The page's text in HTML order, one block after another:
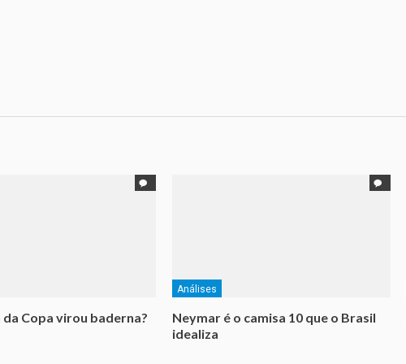
Copa virou baderna?
Análises
Neymar é o camisa 10 que o Brasil
idealiza